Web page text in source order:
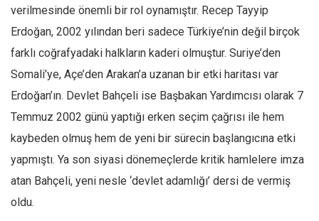
Bağdagül Öz
Esra Elönü
» Yazar arşivi
Bu Sayı
Tüm Sayılar
Kategoriler
Kültür Sanat
Kitap
verilmesinde önemli bir rol oynamıştır. Recep Tayyip
Erdoğan, 2002 yılından beri sadece Türkiye’nin değil birçok
farklı coğrafyadaki halkların kaderi olmuştur. Suriye’den
Somali’ye, Açe’den Arakan’a uzanan bir etki haritası var
Erdoğan’ın. Devlet Bahçeli ise Başbakan Yardımcısı olarak 7
Temmuz 2002 günü yaptığı erken seçim çağrısı ile hem
kaybeden olmuş hem de yeni bir sürecin başlangıcına etki
yapmıştı. Ya son siyasi dönemeçlerde kritik hamlelere imza
atan Bahçeli, yeni nesle ‘devlet adamlığı’ dersi de vermiş
oldu.